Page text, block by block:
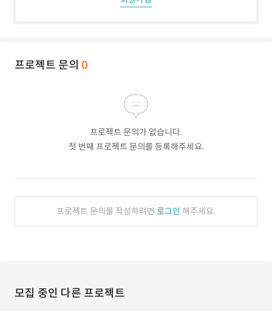
프로젝트 문의 0
프로젝트 문의가 없습니다.
첫 번째 프로젝트 문의를 등록해주세요.
프로젝트 문의를 작성하려면 로그인 해주세요.
모집 중인 다른 프로젝트